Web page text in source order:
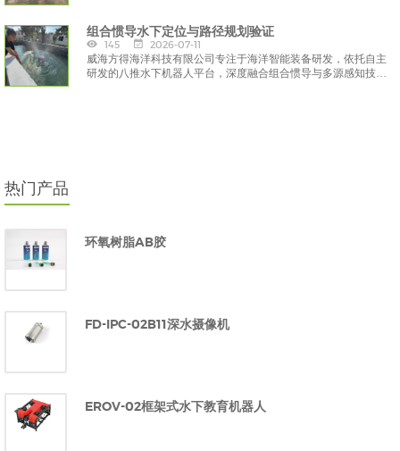
组合惯导水下定位与路径规划验证
145
2026-07-11
威海方得海洋科技有限公司专注于海洋智能装备研发，依托自主
研发的八推水下机器人平台，深度融合组合惯导与多源感知技
热门产品
环氧树脂AB胶
FD-IPC-02B11深水摄像机
EROV-02框架式水下教育机器人